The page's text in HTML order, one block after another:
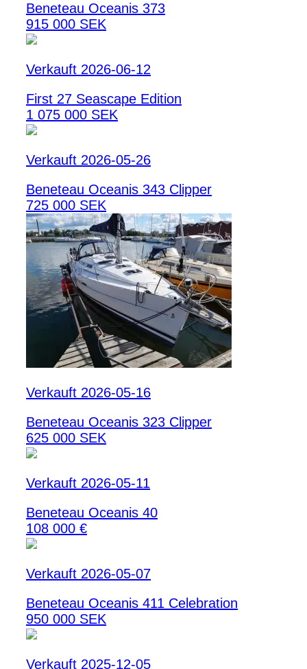
Beneteau Oceanis 373
915 000 SEK
Verkauft 2026-06-12
First 27 Seascape Edition
1 075 000 SEK
Verkauft 2026-05-26
Beneteau Oceanis 343 Clipper
725 000 SEK
Verkauft 2026-05-16
Beneteau Oceanis 323 Clipper
625 000 SEK
Verkauft 2026-05-11
Beneteau Oceanis 40
108 000 €
Verkauft 2026-05-07
Beneteau Oceanis 411 Celebration
950 000 SEK
Verkauft 2025-12-05